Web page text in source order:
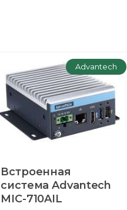
Advantech
Встроенная
система Advantech
MIC-710AIL